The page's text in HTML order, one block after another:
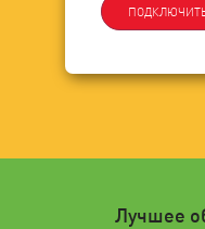
Лучшее